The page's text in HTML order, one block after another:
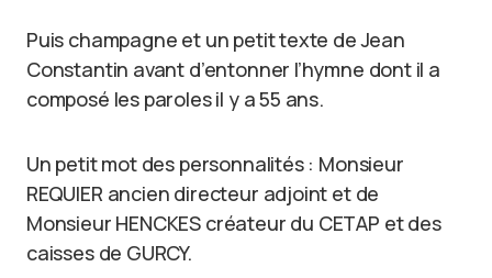
Puis champagne et un petit texte de Jean
Constantin avant d’entonner l’hymne dont il a
composé les paroles il y a 55 ans.
Un petit mot des personnalités : Monsieur
REQUIER ancien directeur adjoint et de
Monsieur HENCKES créateur du CETAP et des
caisses de GURCY.